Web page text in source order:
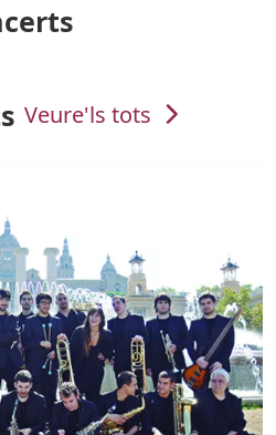
Veure'ls tots